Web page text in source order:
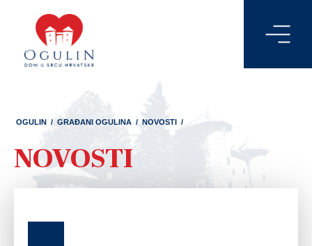
OGULIN / GRAĐANI OGULINA / NOVOSTI /
NOVOSTI